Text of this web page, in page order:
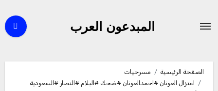
المبدعون العرب
الصفحة الرئيسية
مسرحيات
اعتزال العونان #احمدالعونان #ضحك #البلام #النصار #السعودية